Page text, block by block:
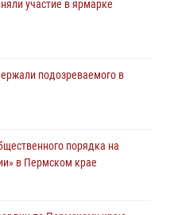
участие в ярмарке
подозреваемого в
порядка на
в Пермском крае